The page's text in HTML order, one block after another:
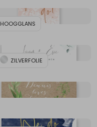
HOOGGLANS
ZILVERFOLIE